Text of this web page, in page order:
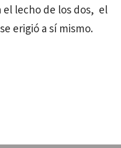
el lecho de los dos, el
erigió a sí mismo.